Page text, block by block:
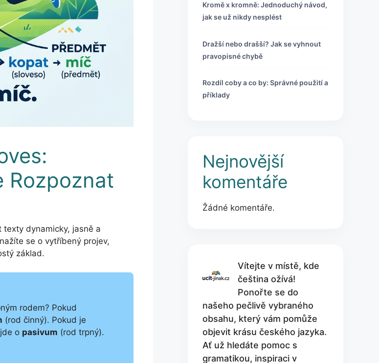
Rozpoznat
texty dynamicky, jasně a
se o vytříbený projev,
základ.
rodem? Pokud
(rod činný). Pokud je
o pasivum (rod trpný).
Kromě x kromně: Jednoduchý návod,
jak se už nikdy nesplést
Dražší nebo drašší? Jak se vyhnout
pravopisné chybě
Rozdíl coby a co by: Správné použití a
příklady
Nejnovější
komentáře
Žádné komentáře.
Vítejte v místě, kde
čeština ožívá!
Ponořte se do
našeho pečlivě vybraného
obsahu, který vám pomůže
objevit krásu českého jazyka.
Ať už hledáte pomoc s
gramatikou, inspiraci v